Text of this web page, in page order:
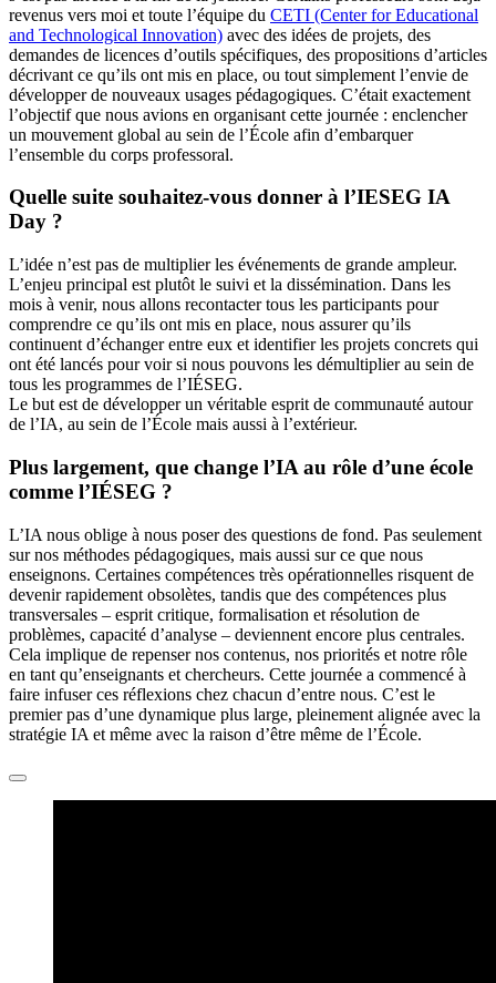
revenus vers moi et toute l’équipe du CETI (Center for Educational
and Technological Innovation) avec des idées de projets, des
demandes de licences d’outils spécifiques, des propositions d’articles
décrivant ce qu’ils ont mis en place, ou tout simplement l’envie de
développer de nouveaux usages pédagogiques. C’était exactement
l’objectif que nous avions en organisant cette journée : enclencher
un mouvement global au sein de l’École afin d’embarquer
l’ensemble du corps professoral.
Quelle suite souhaitez-vous donner à l’IESEG IA
Day ?
L’idée n’est pas de multiplier les événements de grande ampleur.
L’enjeu principal est plutôt le suivi et la dissémination. Dans les
mois à venir, nous allons recontacter tous les participants pour
comprendre ce qu’ils ont mis en place, nous assurer qu’ils
continuent d’échanger entre eux et identifier les projets concrets qui
ont été lancés pour voir si nous pouvons les démultiplier au sein de
tous les programmes de l’IÉSEG.
Le but est de développer un véritable esprit de communauté autour
de l’IA, au sein de l’École mais aussi à l’extérieur.
Plus largement, que change l’IA au rôle d’une école
comme l’IÉSEG ?
L’IA nous oblige à nous poser des questions de fond. Pas seulement
sur nos méthodes pédagogiques, mais aussi sur ce que nous
enseignons. Certaines compétences très opérationnelles risquent de
devenir rapidement obsolètes, tandis que des compétences plus
transversales – esprit critique, formalisation et résolution de
problèmes, capacité d’analyse – deviennent encore plus centrales.
Cela implique de repenser nos contenus, nos priorités et notre rôle
en tant qu’enseignants et chercheurs. Cette journée a commencé à
faire infuser ces réflexions chez chacun d’entre nous. C’est le
premier pas d’une dynamique plus large, pleinement alignée avec la
stratégie IA et même avec la raison d’être même de l’École.